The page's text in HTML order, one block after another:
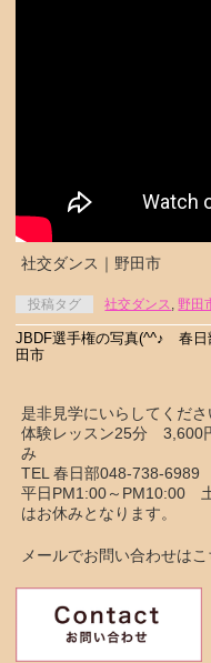
社交ダンス｜野田市
投稿タグ 社交ダンス, 野田
JBDF選手権の写真(^^♪ 春日
田市
是非見学にいらしてくだ
体験レッスン25分 3,600
み
TEL 春日部048-738-
平日PM1:00～PM10:00
はお休みとなります。
メールでお問い合わせはこ